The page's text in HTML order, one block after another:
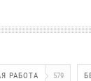
РАБОТА 579